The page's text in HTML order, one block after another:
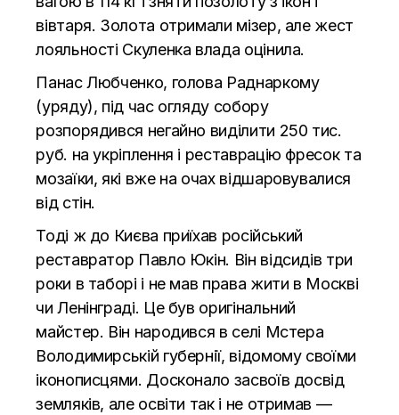
вівтаря. Золота отримали мізер, але жест
лояльності Скуленка влада оцінила.
Панас Любченко, голова Раднаркому
(уряду), під час огляду собору
розпорядився негайно виділити 250 тис.
руб. на укріплення і реставрацію фресок та
мозаїки, які вже на очах відшаровувалися
від стін.
Тоді ж до Києва приїхав російський
реставратор Павло Юкін. Він відсидів три
роки в таборі і не мав права жити в Москві
чи Ленінграді. Це був оригінальний
майстер. Він народився в селі Мстера
Володимирській губернії, відомому своїми
іконописцями. Досконало засвоїв досвід
земляків, але освіти так і не отримав —